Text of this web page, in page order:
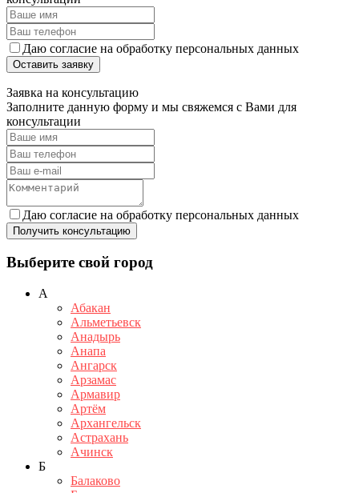
Даю согласие на обработку персональных данных
Оставить заявку
Заявка на консультацию
Заполните данную форму и мы свяжемся с Вами для
консультации
Даю согласие на обработку персональных данных
Получить консультацию
Выберите свой город
А
Абакан
Альметьевск
Анадырь
Анапа
Ангарск
Арзамас
Армавир
Артём
Архангельск
Астрахань
Ачинск
Б
Балаково